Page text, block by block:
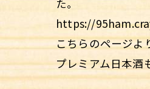
た。
https://
こちらのページよ
プレミアム日本酒